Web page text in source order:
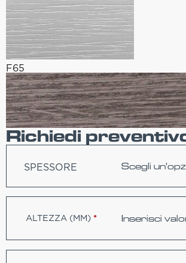
F65
Richiedi
SPESSORE
ALTEZZA (MM) *